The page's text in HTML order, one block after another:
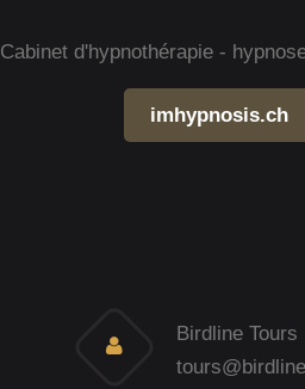
Cabinet d'hypnothérapie -
imhypnosis.ch
Birdline Tours